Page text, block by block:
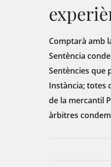
Comptarà amb
Sentència
Sentències que
Instància; totes
de la mercantil
àrbitres